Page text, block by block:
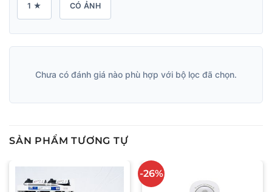
1 ★ CÓ ẢNH
Chưa có đánh giá nào phù hợp với bộ lọc đã chọn.
SẢN PHẨM TƯƠNG TỰ
-26%